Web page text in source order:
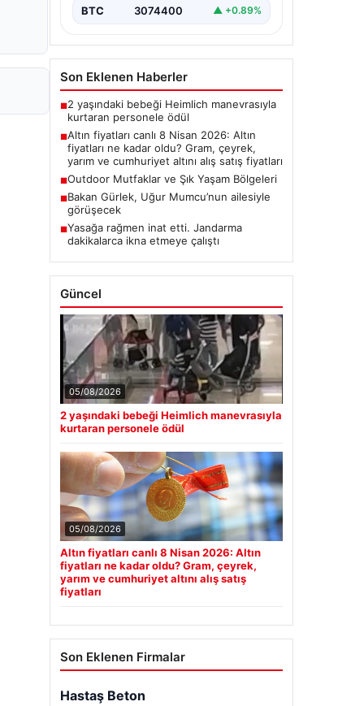
BTC 3074400 ▲ +0.89%
Son Eklenen Haberler
■2 yaşındaki bebeği Heimlich manevrasıyla
kurtaran personele ödül
■Altın fiyatları canlı 8 Nisan 2026: Altın
fiyatları ne kadar oldu? Gram, çeyrek,
yarım ve cumhuriyet altını alış satış fiyatları
■Outdoor Mutfaklar ve Şık Yaşam Bölgeleri
■Bakan Gürlek, Uğur Mumcu’nun ailesiyle
görüşecek
■Yasağa rağmen inat etti. Jandarma
dakikalarca ikna etmeye çalıştı
Güncel
05/08/2026
2 yaşındaki bebeği Heimlich manevrasıyla
kurtaran personele ödül
05/08/2026
Altın fiyatları canlı 8 Nisan 2026: Altın
fiyatları ne kadar oldu? Gram, çeyrek,
yarım ve cumhuriyet altını alış satış
fiyatları
Son Eklenen Firmalar
Hastaş Beton